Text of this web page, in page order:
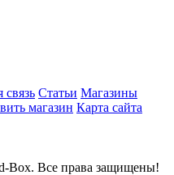
связь Статьи Магазины
магазин Карта сайта
Box. Все права защищены!